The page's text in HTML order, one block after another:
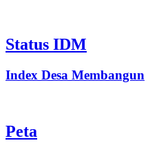
Status IDM
Index Desa Membangun
Peta